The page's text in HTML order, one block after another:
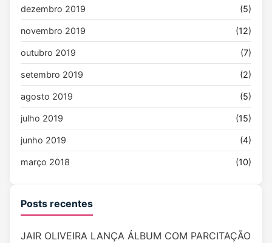
dezembro 2019 (5)
novembro 2019 (12)
outubro 2019 (7)
setembro 2019 (2)
agosto 2019 (5)
julho 2019 (15)
junho 2019 (4)
março 2018 (10)
Posts recentes
JAIR OLIVEIRA LANÇA ÁLBUM COM PARCITAÇÃO